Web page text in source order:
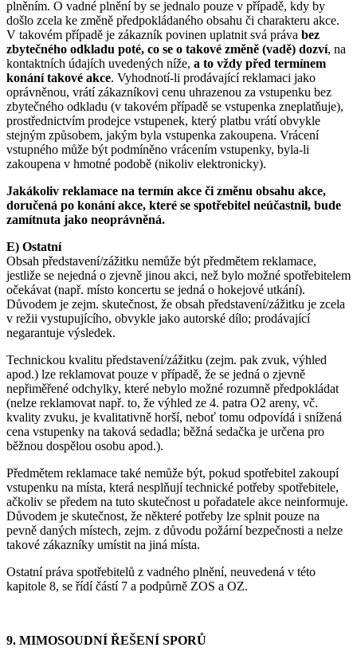
plněním. O vadné plnění by se jednalo pouze v případě, kdy by
došlo zcela ke změně předpokládaného obsahu či charakteru akce.
V takovém případě je zákazník povinen uplatnit svá práva bez
zbytečného odkladu poté, co se o takové změně (vadě) dozví, na
kontaktních údajích uvedených níže, a to vždy před termínem
konání takové akce. Vyhodnotí-li prodávající reklamaci jako
oprávněnou, vrátí zákazníkovi cenu uhrazenou za vstupenku bez
zbytečného odkladu (v takovém případě se vstupenka zneplatňuje),
prostřednictvím prodejce vstupenek, který platbu vrátí obvykle
stejným způsobem, jakým byla vstupenka zakoupena. Vrácení
vstupného může být podmíněno vrácením vstupenky, byla-li
zakoupena v hmotné podobě (nikoliv elektronicky).
Jakákoliv reklamace na termín akce či změnu obsahu akce,
doručená po konání akce, které se spotřebitel neúčastnil, bude
zamítnuta jako neoprávněná.
E) Ostatní
Obsah představení/zážitku nemůže být předmětem reklamace,
jestliže se nejedná o zjevně jinou akci, než bylo možné spotřebitelem
očekávat (např. místo koncertu se jedná o hokejové utkání).
Důvodem je zejm. skutečnost, že obsah představení/zážitku je zcela
v režii vystupujícího, obvykle jako autorské dílo; prodávající
negarantuje výsledek.
Technickou kvalitu představení/zážitku (zejm. pak zvuk, výhled
apod.) lze reklamovat pouze v případě, že se jedná o zjevně
nepřiměřené odchylky, které nebylo možné rozumně předpokládat
(nelze reklamovat např. to, že výhled ze 4. patra O2 areny, vč.
kvality zvuku, je kvalitativně horší, neboť tomu odpovídá i snížená
cena vstupenky na taková sedadla; běžná sedačka je určena pro
běžnou dospělou osobu apod.).
Předmětem reklamace také nemůže být, pokud spotřebitel zakoupí
vstupenku na místa, která nesplňují technické potřeby spotřebitele,
ačkoliv se předem na tuto skutečnost u pořadatele akce neinformuje.
Důvodem je skutečnost, že některé potřeby lze splnit pouze na
pevně daných místech, zejm. z důvodu požární bezpečnosti a nelze
takové zákazníky umístit na jiná místa.
Ostatní práva spotřebitelů z vadného plnění, neuvedená v této
kapitole 8, se řídí částí 7 a podpůrně ZOS a OZ.
9. MIMOSOUDNÍ ŘEŠENÍ SPORŮ